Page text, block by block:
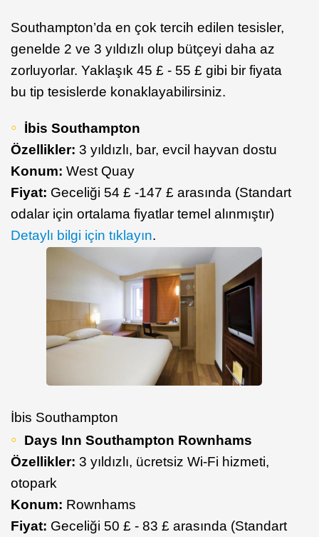
Southampton’da en çok tercih edilen tesisler,
genelde 2 ve 3 yıldızlı olup bütçeyi daha az
zorluyorlar. Yaklaşık 45 £ - 55 £ gibi bir fiyata
bu tip tesislerde konaklayabilirsiniz.
İbis Southampton
Özellikler: 3 yıldızlı, bar, evcil hayvan dostu
Konum: West Quay
Fiyat: Geceliği 54 £ -147 £ arasında (Standart
odalar için ortalama fiyatlar temel alınmıştır)
Detaylı bilgi için tıklayın.
İbis Southampton
Days Inn Southampton Rownhams
Özellikler: 3 yıldızlı, ücretsiz Wi-Fi hizmeti,
otopark
Konum: Rownhams
Fiyat: Geceliği 50 £ - 83 £ arasında (Standart